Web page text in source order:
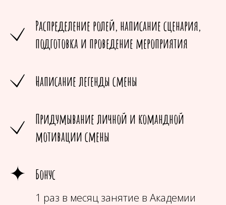
Распределение ролей, написание сценария,
подготовка и проведение мероприятия
Написание легенды смены
Придумывание личной и командной
мотивации смены
Бонус
1 раз в месяц занятие в Академии